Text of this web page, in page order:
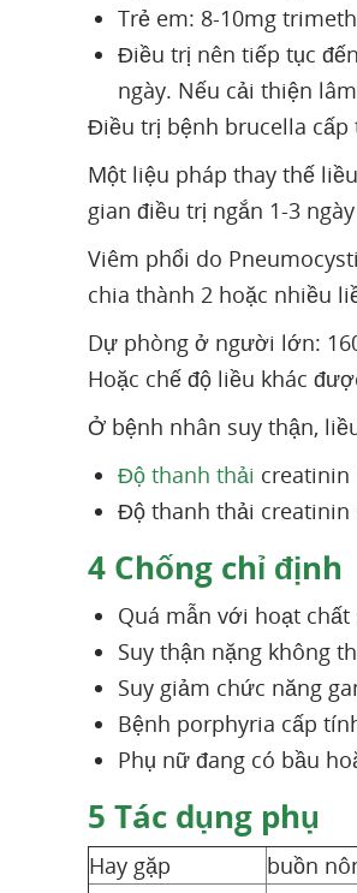
Trẻ em: 8-10mg
Điều trị nên tiếp tục
ngày. Nếu cải thiện
Điều trị bệnh brucella
Một liệu pháp thay thế
gian điều trị ngắn 1-3
Viêm phổi do
chia thành 2 hoặc nhiều
Dự phòng ở người lớn:
Hoặc chế độ liều khác
Ở bệnh nhân suy thận,
Độ thanh thải
Độ thanh thải creatinin
4 Chống chỉ định
Quá mẫn với hoạt
Suy thận nặng không
Suy giảm chức năng
Bệnh porphyria cấp
Phụ nữ đang có bầu
5 Tác dụng phụ
Hay gặp
buồn